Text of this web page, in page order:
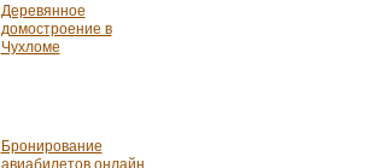
Деревянное
домостроение в
Чухломе
Бронирование
авиабилетов онлайн